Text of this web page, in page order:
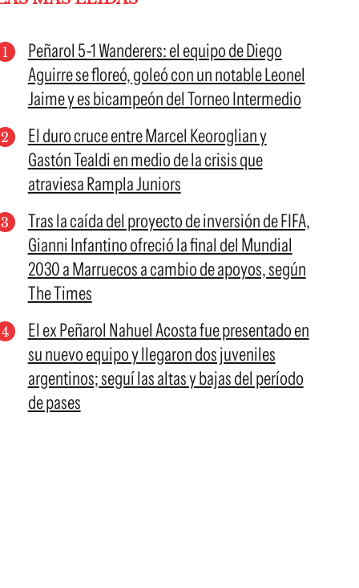
Peñarol 5-1 Wanderers: el equipo de Diego
Aguirre se floreó, goleó con un notable Leonel
Jaime y es bicampeón del Torneo Intermedio
El duro cruce entre Marcel Keoroglian y
Gastón Tealdi en medio de la crisis que
atraviesa Rampla Juniors
Tras la caída del proyecto de inversión de FIFA,
Gianni Infantino ofreció la final del Mundial
2030 a Marruecos a cambio de apoyos, según
The Times
El ex Peñarol Nahuel Acosta fue presentado en
su nuevo equipo y llegaron dos juveniles
argentinos; seguí las altas y bajas del período
de pases